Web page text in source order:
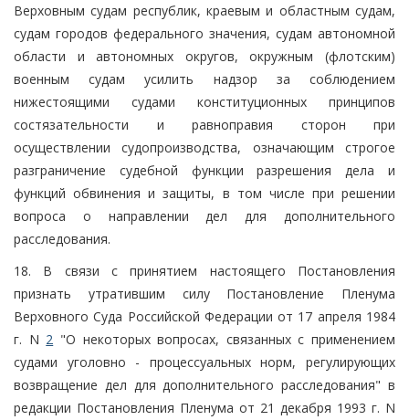
Верховным судам республик, краевым и областным судам,
судам городов федерального значения, судам автономной
области и автономных округов, окружным (флотским)
военным судам усилить надзор за соблюдением
нижестоящими судами конституционных принципов
состязательности и равноправия сторон при
осуществлении судопроизводства, означающим строгое
разграничение судебной функции разрешения дела и
функций обвинения и защиты, в том числе при решении
вопроса о направлении дел для дополнительного
расследования.
18. В связи с принятием настоящего Постановления
признать утратившим силу Постановление Пленума
Верховного Суда Российской Федерации от 17 апреля 1984
г. N 2 "О некоторых вопросах, связанных с применением
судами уголовно - процессуальных норм, регулирующих
возвращение дел для дополнительного расследования" в
редакции Постановления Пленума от 21 декабря 1993 г. N